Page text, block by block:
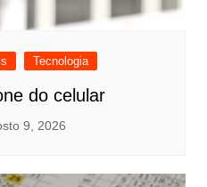
Tecnologia
do celular
9, 2026